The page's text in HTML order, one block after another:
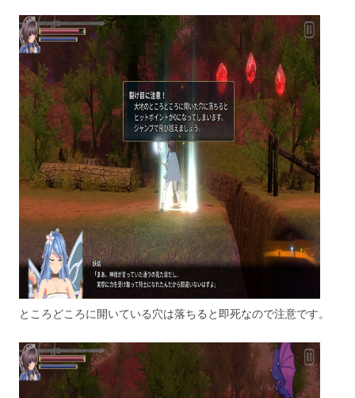
ところどころに開いている穴は落ちると即死なので注意です。